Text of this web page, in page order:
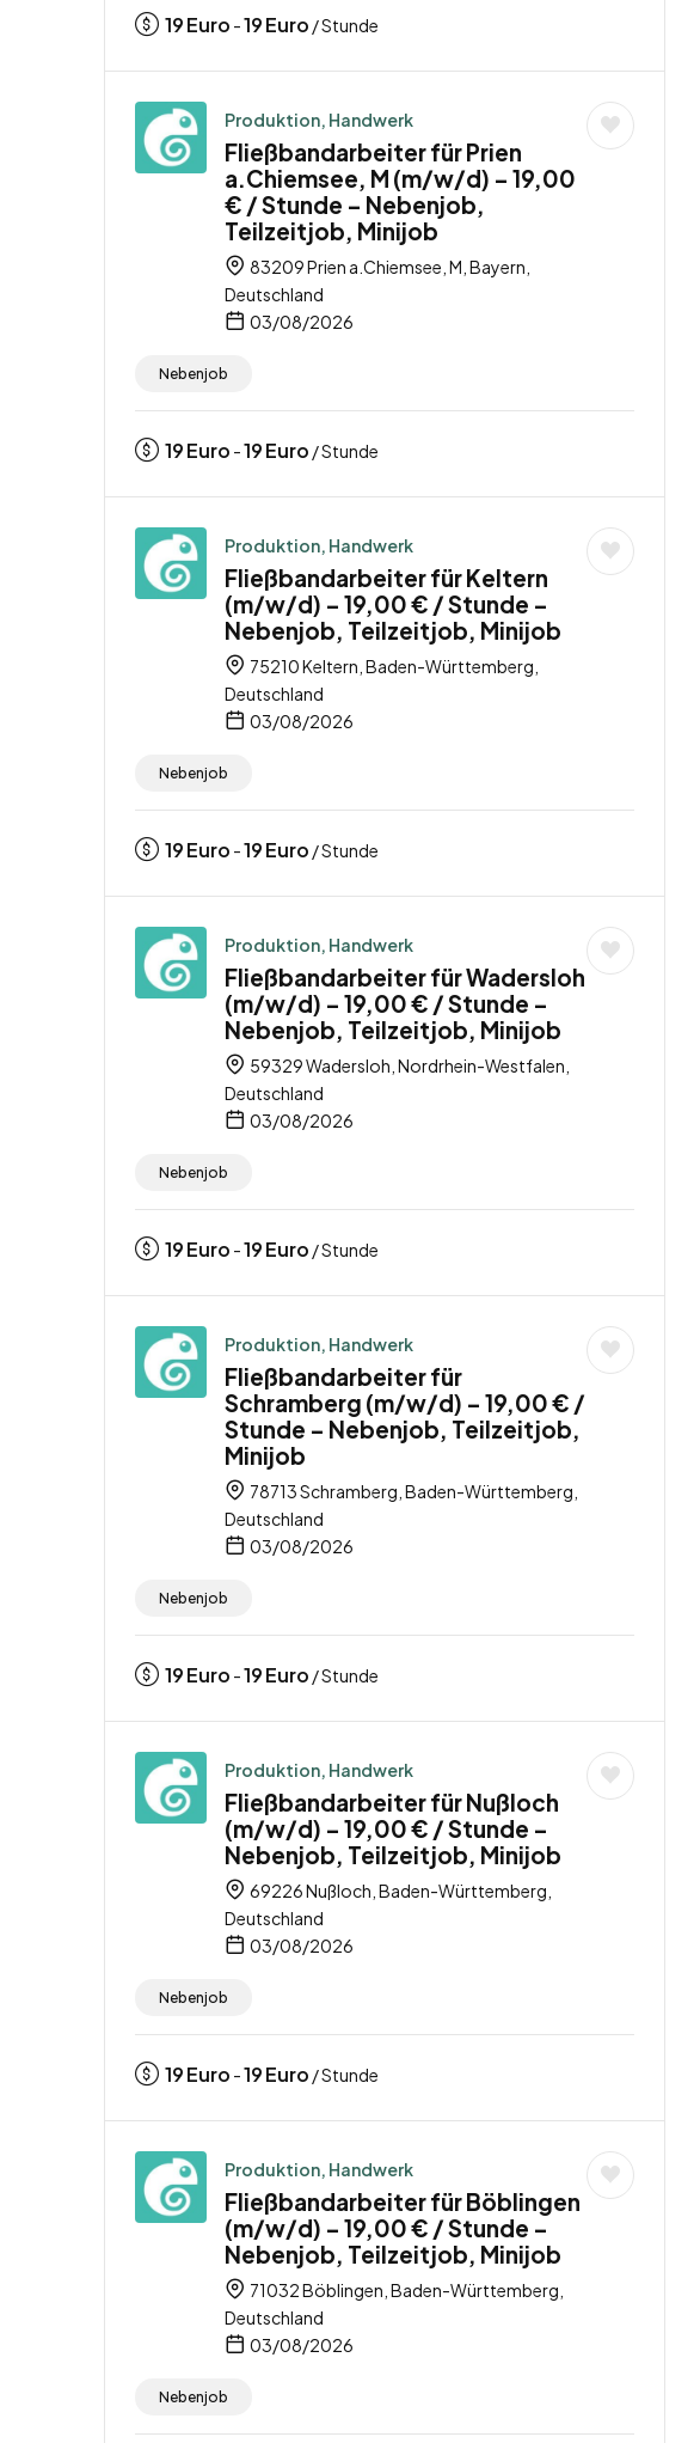
19Euro -19Euro / Stunde
Produktion, Handwerk
Fließbandarbeiter für Prien
a.Chiemsee, M (m/w/d) – 19,00
€ / Stunde – Nebenjob,
Teilzeitjob, Minijob
83209 Prien a.Chiemsee, M, Bayern,
Deutschland
03/08/2026
Nebenjob
19Euro -19Euro / Stunde
Produktion, Handwerk
Fließbandarbeiter für Keltern
(m/w/d) – 19,00 € / Stunde –
Nebenjob, Teilzeitjob, Minijob
75210 Keltern, Baden-Württemberg,
Deutschland
03/08/2026
Nebenjob
19Euro -19Euro / Stunde
Produktion, Handwerk
Fließbandarbeiter für Wadersloh
(m/w/d) – 19,00 € / Stunde –
Nebenjob, Teilzeitjob, Minijob
59329 Wadersloh, Nordrhein-Westfalen,
Deutschland
03/08/2026
Nebenjob
19Euro -19Euro / Stunde
Produktion, Handwerk
Fließbandarbeiter für
Schramberg (m/w/d) – 19,00 € /
Stunde – Nebenjob, Teilzeitjob,
Minijob
78713 Schramberg, Baden-Württemberg,
Deutschland
03/08/2026
Nebenjob
19Euro -19Euro / Stunde
Produktion, Handwerk
Fließbandarbeiter für Nußloch
(m/w/d) – 19,00 € / Stunde –
Nebenjob, Teilzeitjob, Minijob
69226 Nußloch, Baden-Württemberg,
Deutschland
03/08/2026
Nebenjob
19Euro -19Euro / Stunde
Produktion, Handwerk
Fließbandarbeiter für Böblingen
(m/w/d) – 19,00 € / Stunde –
Nebenjob, Teilzeitjob, Minijob
71032 Böblingen, Baden-Württemberg,
Deutschland
03/08/2026
Nebenjob